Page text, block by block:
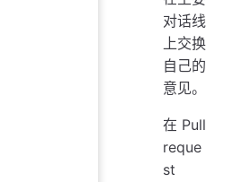
对话线
上交换
自己的
意见。
在 Pull
reque
st